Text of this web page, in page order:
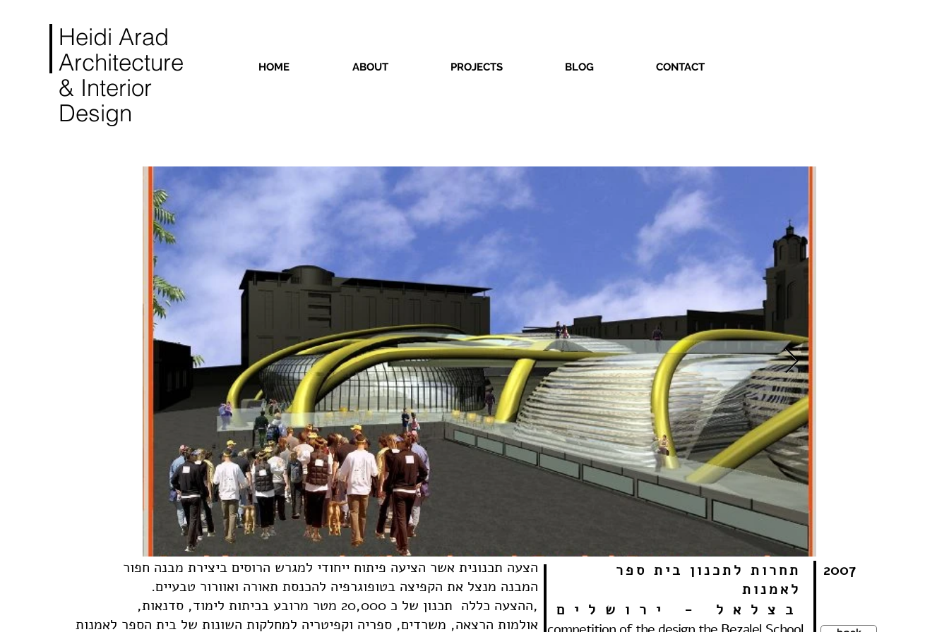
HOME ABOUT PROJECTS BLOG CONTACT
Heidi Arad
Architecture
& Interior
Design
הצעה תכנונית אשר הציעה פיתוח ייחודי למגרש הרוסים ביצירת מבנה חפור
.המבנה מנצל את הקפיצה בטופוגרפיה להכנסת תאורה ואוורור טבעיים
,ההצעה כללה תכנון של כ 20,000 מטר מרובע בכיתות לימוד, סדנאות,
אולמות הרצאה, משרדים, ספריה וקפיטריה למחלקות השונות של בית הספר לאמנות
תחרות לתכנון בית ספר
לאמנות
2007
בצלאל - ירושלים